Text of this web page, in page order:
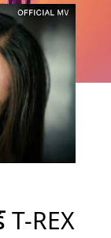
T-REX